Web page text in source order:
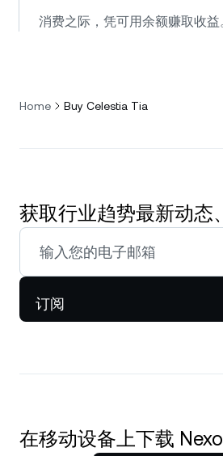
消费之际，凭可用余额赚取收益
Home Buy Celestia Tia
获取行业趋势最新动态
订阅
在移动设备上下载